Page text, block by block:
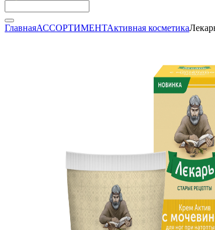
ГлавнаяАССОРТИМЕНТАктивная косметика